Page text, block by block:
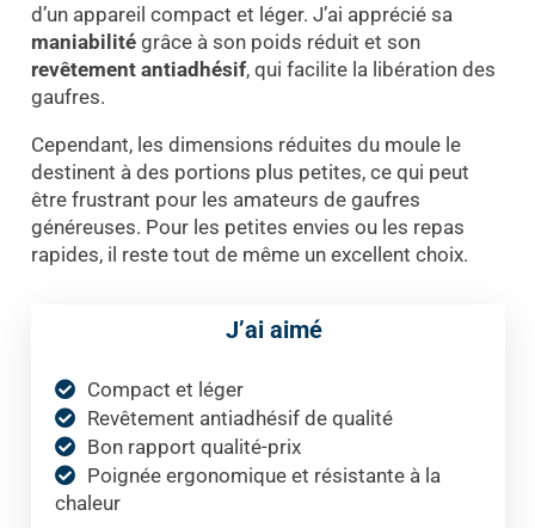
d’un appareil compact et léger. J’ai apprécié sa
maniabilitégrâce à son poids réduit et son
revêtement antiadhésif, qui facilite la libération des
gaufres.
Cependant, les dimensions réduites du moule le
destinent à des portions plus petites, ce qui peut
être frustrant pour les amateurs de gaufres
généreuses. Pour les petites envies ou les repas
rapides, il reste tout de même un excellent choix.
J’ai aimé
Compact et léger
Revêtement antiadhésif de qualité
Bon rapport qualité-prix
Poignée ergonomique et résistante à la
chaleur